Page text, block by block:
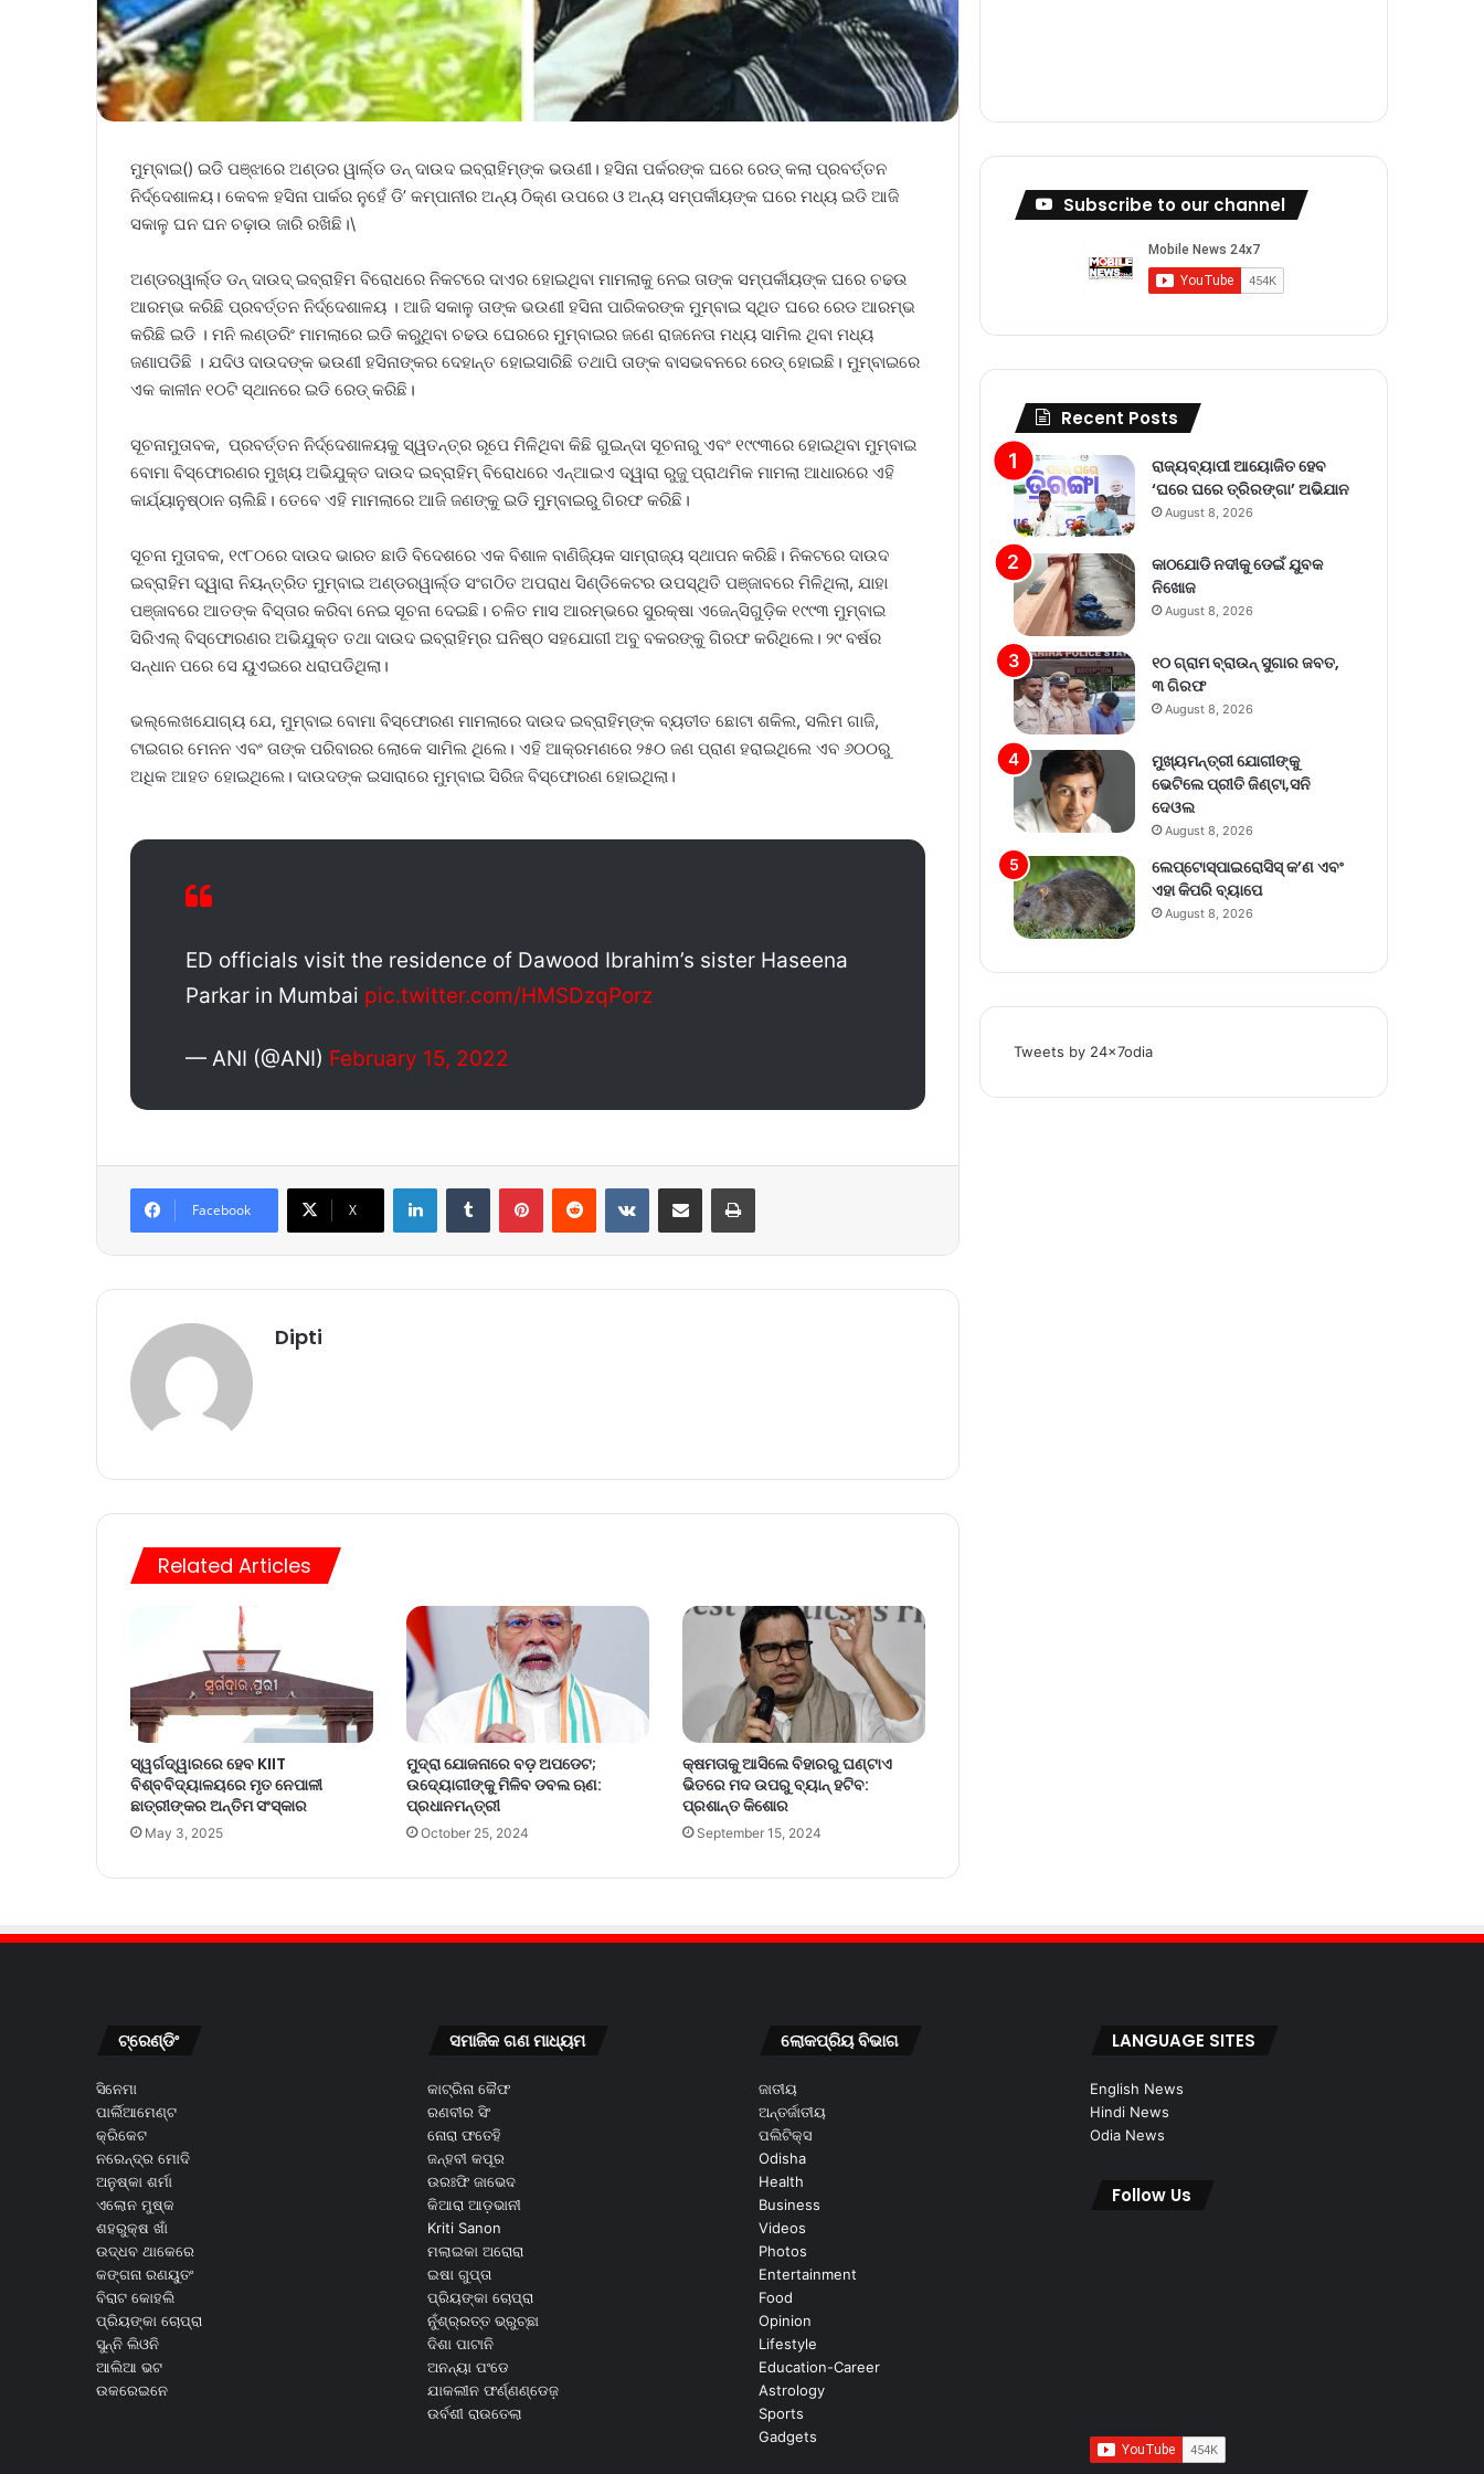
ମୁମ୍ବାଇ() ଇଡି ପଞ୍ଝାରେ ଅଣ୍ଡର ୱାର୍ଲ୍ଡ ଡନ୍‌ ଦାଉଦ ଇବ୍ରାହିମ୍‌ଙ୍କ ଭଉଣୀ। ହସିନା ପର୍କରଙ୍କ ଘରେ ରେଡ୍‌ କଲା ପ୍ରବର୍ତ୍ତନ
ନିର୍ଦ୍ଦେଶାଳୟ। କେବଳ ହସିନା ପାର୍କର ନୁହେଁ ଡି’ କମ୍ପାନୀର ଅନ୍ୟ ଠିକ୍‌ଣ ଉପରେ ଓ ଅନ୍ୟ ସମ୍ପର୍କୀୟଙ୍କ ଘରେ ମଧ୍ୟ ଇଡି ଆଜି
ସକାଳୁ ଘନ ଘନ ଚଢ଼ାଉ ଜାରି ରଖିଛି।\
ଅଣ୍ଡରୱାର୍ଲ୍ଡ ଡନ୍ ଦାଉଦ୍ ଇବ୍ରାହିମ ବିରୋଧରେ ନିକଟରେ ଦାଏର ହୋଇଥିବା ମାମଲାକୁ ନେଇ ତାଙ୍କ ସମ୍ପର୍କୀୟଙ୍କ ଘରେ ଚଢଉ
ଆରମ୍ଭ କରିଛି ପ୍ରବର୍ତ୍ତନ ନିର୍ଦ୍ଦେଶାଳୟ । ଆଜି ସକାଳୁ ତାଙ୍କ ଭଉଣୀ ହସିନା ପାରିକରଙ୍କ ମୁମ୍ବାଇ ସ୍ଥିତ ଘରେ ରେଡ ଆରମ୍ଭ
କରିଛି ଇଡି । ମନି ଲଣ୍ଡରିଂ ମାମଲାରେ ଇଡି କରୁଥିବା ଚଢଉ ଘେରରେ ମୁମ୍ବାଇର ଜଣେ ରାଜନେତା ମଧ୍ୟ ସାମିଲ ଥିବା ମଧ୍ୟ
ଜଣାପଡିଛି । ଯଦିଓ ଦାଉଦଙ୍କ ଭଉଣୀ ହସିନାଙ୍କର ଦେହାନ୍ତ ହୋଇସାରିଛି ତଥାପି ତାଙ୍କ ବାସଭବନରେ ରେଡ୍ ହୋଇଛି। ମୁମ୍ବାଇରେ
ଏକ କାଳୀନ ୧୦ଟି ସ୍ଥାନରେ ଇଡି ରେଡ୍‌ କରିଛି।
ସୂଚନାମୁତାବକ, ପ୍ରବର୍ତ୍ତନ ନିର୍ଦ୍ଦେଶାଳୟକୁ ସ୍ୱତନ୍ତ୍ର ରୂପେ ମିଳିଥିବା କିଛି ଗୁଇନ୍ଦା ସୂଚନାରୁ ଏବଂ ୧୯୯୩ରେ ହୋଇଥିବା ମୁମ୍ବାଇ
ବୋମା ବିସ୍ଫୋରଣର ମୁଖ୍ୟ ଅଭିଯୁକ୍ତ ଦାଉଦ ଇବ୍ରାହିମ୍‌ ବିରୋଧରେ ଏନ୍‌ଆଇଏ ଦ୍ୱାରା ରୁଜୁ ପ୍ରାଥମିକ ମାମଲା ଆଧାରରେ ଏହି
କାର୍ଯ୍ୟାନୁଷ୍ଠାନ ଚାଲିଛି। ତେବେ ଏହି ମାମଲାରେ ଆଜି ଜଣଙ୍କୁ ଇଡି ମୁମ୍ବାଇରୁ ଗିରଫ କରିଛି।
ସୂଚନା ମୁତାବକ, ୧୯୮୦ରେ ଦାଉଦ ଭାରତ ଛାଡି ବିଦେଶରେ ଏକ ବିଶାଳ ବାଣିଜ୍ୟିକ ସାମ୍ରାଜ୍ୟ ସ୍ଥାପନ କରିଛି। ନିକଟରେ ଦାଉଦ
ଇବ୍ରାହିମ ଦ୍ୱାରା ନିୟନ୍ତ୍ରିତ ମୁମ୍ବାଇ ଅଣ୍ଡରୱାର୍ଲ୍ଡ ସଂଗଠିତ ଅପରାଧ ସିଣ୍ଡିକେଟର ଉପସ୍ଥିତି ପଞ୍ଜାବରେ ମିଳିଥିଲା, ଯାହା
ପଞ୍ଜାବରେ ଆତଙ୍କ ବିସ୍ତାର କରିବା ନେଇ ସୂଚନା ଦେଇଛି। ଚଳିତ ମାସ ଆରମ୍ଭରେ ସୁରକ୍ଷା ଏଜେନ୍ସିଗୁଡ଼ିକ ୧୯୯୩ ମୁମ୍ବାଇ
ସିରିଏଲ୍ ବିସ୍ଫୋରଣର ଅଭିଯୁକ୍ତ ତଥା ଦାଉଦ ଇବ୍ରାହିମ୍‌ର ଘନିଷ୍ଠ ସହଯୋଗୀ ଅବୁ ବକରଙ୍କୁ ଗିରଫ କରିଥିଲେ। ୨୯ ବର୍ଷର
ସନ୍ଧାନ ପରେ ସେ ୟୁଏଇରେ ଧରାପଡିଥିଲା।
ଭଲ୍ଲେଖଯୋଗ୍ୟ ଯେ, ମୁମ୍ବାଇ ବୋମା ବିସ୍ଫୋରଣ ମାମଲାରେ ଦାଉଦ ଇବ୍ରାହିମ୍‌ଙ୍କ ବ୍ୟତୀତ ଛୋଟା ଶକିଲ, ସଲିମ ଗାଜି,
ଟାଇଗର ମେନନ ଏବଂ ତାଙ୍କ ପରିବାରର ଲୋକେ ସାମିଲ ଥିଲେ। ଏହି ଆକ୍ରମଣରେ ୨୫୦ ଜଣ ପ୍ରାଣ ହରାଇଥିଲେ ଏବ ୬୦୦ରୁ
ଅଧିକ ଆହତ ହୋଇଥିଲେ। ଦାଉଦଙ୍କ ଇସାରାରେ ମୁମ୍ବାଇ ସିରିଜ ବିସ୍ଫୋରଣ ହୋଇଥିଲା।
ED officials visit the residence of Dawood Ibrahim’s sister Haseena
Parkar in Mumbai pic.twitter.com/HMSDzqPorz
— ANI (@ANI) February 15, 2022
Facebook X
Dipti
Related Articles
ସ୍ୱର୍ଗଦ୍ୱାରରେ ହେବ KIIT
ବିଶ୍ବବିଦ୍ୟାଳୟରେ ମୃତ ନେପାଳୀ
ଛାତ୍ରୀଙ୍କର ଅନ୍ତିମ ସଂସ୍କାର
May 3, 2025
ମୁଦ୍ରା ଯୋଜନାରେ ବଡ଼ ଅପଡେଟ;
ଉଦ୍ୟୋଗୀଙ୍କୁ ମିଳିବ ଡବଲ ଋଣ:
ପ୍ରଧାନମନ୍ତ୍ରୀ
October 25, 2024
କ୍ଷମତାକୁ ଆସିଲେ ବିହାରରୁ ଘଣ୍ଟାଏ
ଭିତରେ ମଦ ଉପରୁ ବ୍ୟାନ୍ ହଟିବ:
ପ୍ରଶାନ୍ତ କିଶୋର
September 15, 2024
Subscribe to our channel
Recent Posts
ରାଜ୍ୟବ୍ୟାପୀ ଆୟୋଜିତ ହେବ
‘ଘରେ ଘରେ ତ୍ରିରଙ୍ଗା’ ଅଭିଯାନ
August 8, 2026
କାଠଯୋଡି ନଦୀକୁ ଡେଇଁ ଯୁବକ
ନିଖୋଜ
August 8, 2026
୧୦ ଗ୍ରାମ ବ୍ରାଉନ୍ ସୁଗାର ଜବତ,
୩ ଗିରଫ
August 8, 2026
ମୁଖ୍ୟମନ୍ତ୍ରୀ ଯୋଗୀଙ୍କୁ
ଭେଟିଲେ ପ୍ରୀତି ଜିଣ୍ଟା,ସନି
ଦେଓଲ
August 8, 2026
ଲେପ୍ଟୋସ୍ପାଇରୋସିସ୍ କ’ଣ ଏବଂ
ଏହା କିପରି ବ୍ୟାପେ
August 8, 2026
Tweets by 24x7odia
ଟ୍ରେଣ୍ଡିଂ
ସିନେମା
ପାର୍ଲିଆମେଣ୍ଟ
କ୍ରିକେଟ
ନରେନ୍ଦ୍ର ମୋଦି
ଅନୁଷ୍କା ଶର୍ମା
ଏଲୋନ ମୁଷ୍କ
ଶହରୁକ୍ଷ ଖାଁ
ଉଦ୍ଧବ ଥାକେରେ
କଙ୍ଗନା ରଣୟୁତଂ
ବିରାଟ କୋହଲି
ପ୍ରିୟଙ୍କା ଚୋପ୍ରା
ସୁନ୍ନି ଲିଓନି
ଆଲିଆ ଭଟ
ଉକରେଇନେ
ସମାଜିକ ଗଣ ମାଧ୍ୟମ
କାଟ୍ରିନା କୈଫ
ରଣବୀର ସିଂ
ନୋରା ଫତେହି
ଜନ୍ହବୀ କପୂର
ଉରଃଫି ଜାଭେଦ
କିଆରା ଆଡ଼ଭାନୀ
Kriti Sanon
ମଲାଇକା ଅରୋରା
ଇଷା ଗୁପ୍ତା
ପ୍ରିୟଙ୍କା ଚୋପ୍ରା
ନୁଁଶ୍ର୍ରତ୍ତ ଭ୍ରୁଚ୍ଛା
ଦିଶା ପାଟାନି
ଅନନ୍ୟା ପଂଡେ
ଯାକଲୀନ ଫର୍ଣ୍ଣଣ୍ଡେଜ଼
ଉର୍ବଶୀ ରାଉତେଲା
ଲୋକପ୍ରିୟ ବିଭାଗ
ଜାତୀୟ
ଅନ୍ତର୍ଜାତୀୟ
ପଲିଟିକ୍ସ
Odisha
Health
Business
Videos
Photos
Entertainment
Food
Opinion
Lifestyle
Education-Career
Astrology
Sports
Gadgets
LANGUAGE SITES
English News
Hindi News
Odia News
Follow Us